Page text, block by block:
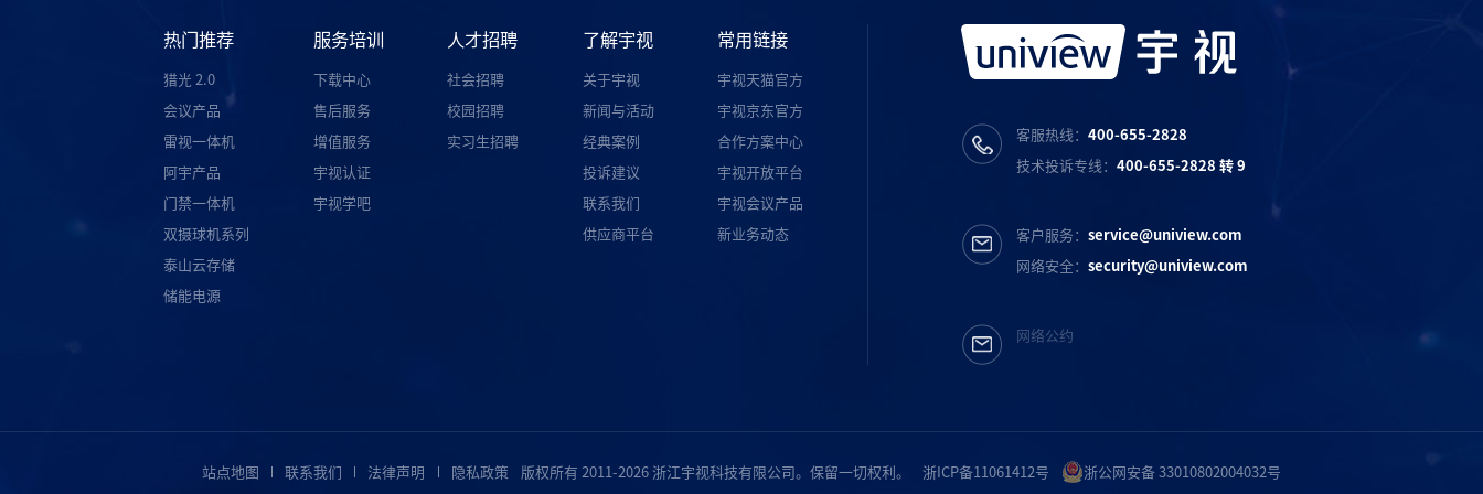
热门推荐
猎光 2.0
会议产品
雷视一体机
阿宇产品
门禁一体机
双摄球机系列
泰山云存储
储能电源
服务培训
下载中心
售后服务
增值服务
宇视认证
宇视学吧
人才招聘
社会招聘
校园招聘
实习生招聘
了解宇视
关于宇视
新闻与活动
经典案例
投诉建议
联系我们
供应商平台
常用链接
宇视天猫官方
宇视京东官方
合作方案中心
宇视开放平台
宇视会议产品
新业务动态
客服热线：400-655-2828
技术投诉专线：400-655-2828 转 9
客户服务：service@uniview.com
网络安全：security@uniview.com
网络公约
站点地图 联系我们 法律声明 隐私政策 版权所有 2011-2026 浙江宇视科技有限公司。保留一切权利。 浙ICP备11061412号 浙公网安备 33010802004032号